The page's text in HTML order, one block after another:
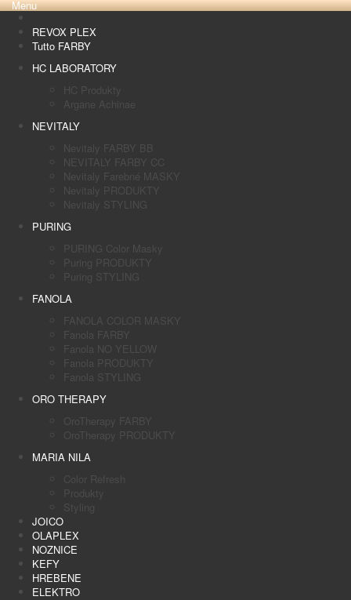
Menu
REVOX PLEX
Tutto FARBY
HC LABORATORY
HC Produkty
Argane Achinae
NEVITALY
Nevitaly FARBY BB
NEVITALY FARBY CC
Nevitaly Farebné MASKY
Nevitaly PRODUKTY
Nevitaly STYLING
PURING
PURING Color Masky
Puring PRODUKTY
Puring STYLING
FANOLA
FANOLA COLOR MASKY
Fanola FARBY
Fanola NO YELLOW
Fanola PRODUKTY
Fanola STYLING
ORO THERAPY
OroTherapy FARBY
OroTherapy PRODUKTY
MARIA NILA
Color Refresh
Produkty
Styling
JOICO
OLAPLEX
NOZNICE
KEFY
HREBENE
ELEKTRO